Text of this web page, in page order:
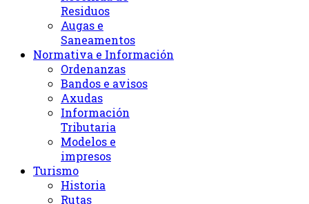
Residuos
Augas e
Saneamentos
Normativa e Información
Ordenanzas
Bandos e avisos
Axudas
Información
Tributaria
Modelos e
impresos
Turismo
Historia
Rutas